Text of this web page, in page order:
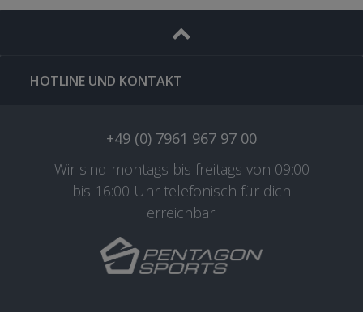
HOTLINE UND KONTAKT
+49 (0) 7961 967 97 00
Wir sind montags bis freitags von 09:00
bis 16:00 Uhr telefonisch für dich
erreichbar.